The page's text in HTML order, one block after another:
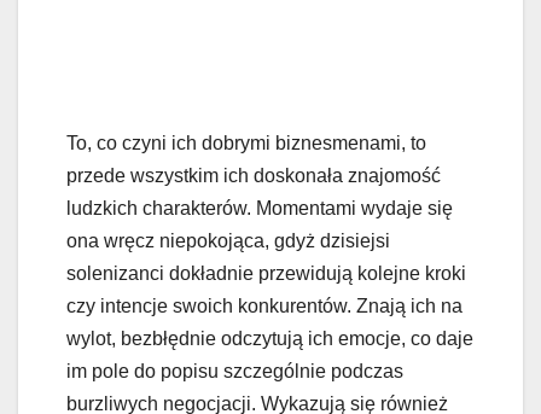
To, co czyni ich dobrymi biznesmenami, to
przede wszystkim ich doskonała znajomość
ludzkich charakterów. Momentami wydaje się
ona wręcz niepokojąca, gdyż dzisiejsi
solenizanci dokładnie przewidują kolejne kroki
czy intencje swoich konkurentów. Znają ich na
wylot, bezbłędnie odczytują ich emocje, co daje
im pole do popisu szczególnie podczas
burzliwych negocjacji. Wykazują się również